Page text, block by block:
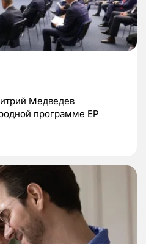
Медведев
программе ЕР